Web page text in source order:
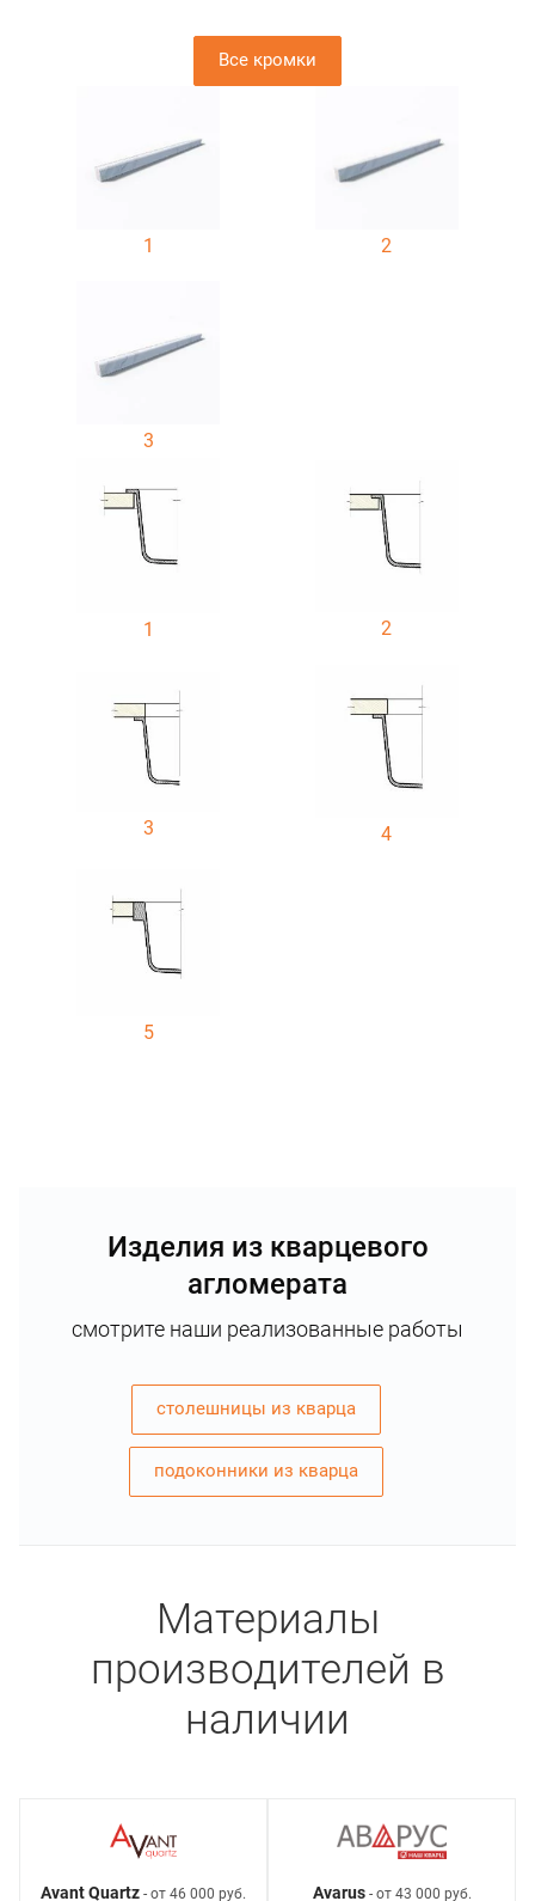
Все кромки
1 2
3
1 2
3 4
5
Изделия из кварцевого
агломерата
смотрите наши реализованные работы
столешницы из кварца
подоконники из кварца
Материалы
производителей в
наличии
Avant Quartz - от 46 000 руб. Avarus- от 43 000 руб.